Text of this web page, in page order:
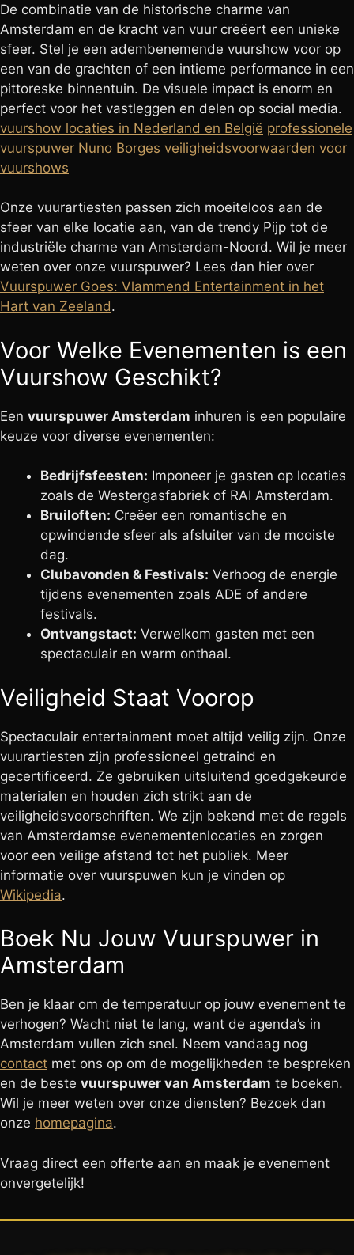
De combinatie van de historische charme van
Amsterdam en de kracht van vuur creëert een unieke
sfeer. Stel je een adembenemende vuurshow voor op
een van de grachten of een intieme performance in een
pittoreske binnentuin. De visuele impact is enorm en
perfect voor het vastleggen en delen op social media.
vuurshow locaties in Nederland en België professionele
vuurspuwer Nuno Borges veiligheidsvoorwaarden voor
vuurshows
Onze vuurartiesten passen zich moeiteloos aan de
sfeer van elke locatie aan, van de trendy Pijp tot de
industriële charme van Amsterdam-Noord. Wil je meer
weten over onze vuurspuwer? Lees dan hier over
Vuurspuwer Goes: Vlammend Entertainment in het
Hart van Zeeland.
Voor Welke Evenementen is een
Vuurshow Geschikt?
Een vuurspuwer Amsterdam inhuren is een populaire
keuze voor diverse evenementen:
Bedrijfsfeesten: Imponeer je gasten op locaties
zoals de Westergasfabriek of RAI Amsterdam.
Bruiloften: Creëer een romantische en
opwindende sfeer als afsluiter van de mooiste
dag.
Clubavonden & Festivals: Verhoog de energie
tijdens evenementen zoals ADE of andere
festivals.
Ontvangstact: Verwelkom gasten met een
spectaculair en warm onthaal.
Veiligheid Staat Voorop
Spectaculair entertainment moet altijd veilig zijn. Onze
vuurartiesten zijn professioneel getraind en
gecertificeerd. Ze gebruiken uitsluitend goedgekeurde
materialen en houden zich strikt aan de
veiligheidsvoorschriften. We zijn bekend met de regels
van Amsterdamse evenementenlocaties en zorgen
voor een veilige afstand tot het publiek. Meer
informatie over vuurspuwen kun je vinden op
Wikipedia.
Boek Nu Jouw Vuurspuwer in
Amsterdam
Ben je klaar om de temperatuur op jouw evenement te
verhogen? Wacht niet te lang, want de agenda’s in
Amsterdam vullen zich snel. Neem vandaag nog
contact met ons op om de mogelijkheden te bespreken
en de beste vuurspuwer van Amsterdam te boeken.
Wil je meer weten over onze diensten? Bezoek dan
onze homepagina.
Vraag direct een offerte aan en maak je evenement
onvergetelijk!